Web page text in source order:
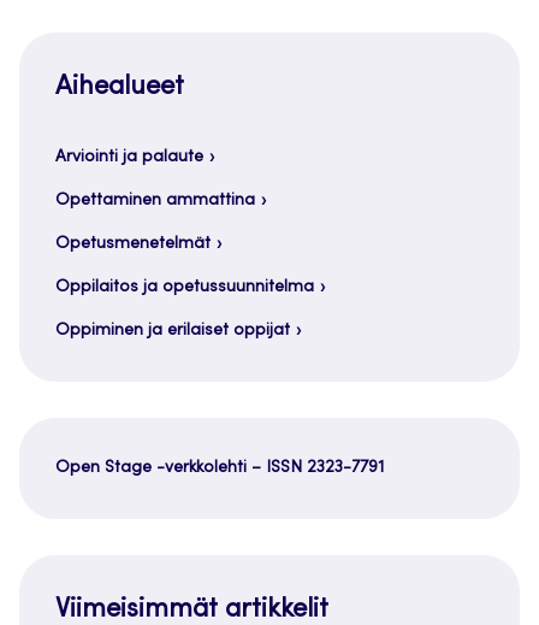
Aihealueet
Arviointi ja palaute
Opettaminen ammattina
Opetusmenetelmät
Oppilaitos ja opetussuunnitelma
Oppiminen ja erilaiset oppijat
Open Stage -verkkolehti – ISSN 2323-7791
Viimeisimmät artikkelit